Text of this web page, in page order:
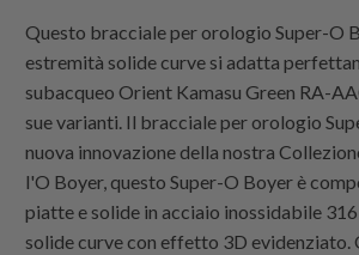
Questo bracciale per orologio Super-O
estremità solide curve si adatta
subacqueo Orient Kamasu Green RA-
sue varianti. Il bracciale per orologio
nuova innovazione della nostra
l'O Boyer, questo Super-O Boyer è
piatte e solide in acciaio inossidabile
solide curve con effetto 3D evidenziato.